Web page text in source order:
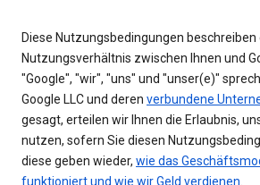
Diese Nutzungsbedingungen beschreiben
Nutzungsverhältnis zwischen Ihnen und
"Google", "wir", "uns" und "unser(e)"
Google LLC und deren verbundene
gesagt, erteilen wir Ihnen die Erlaubnis,
nutzen, sofern Sie diesen
diese geben wieder, wie das
funktioniert und wie wir Geld verdienen